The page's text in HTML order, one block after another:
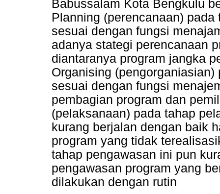
Babussalam Kota Bengkulu
Planning (perencanaan)
sesuai dengan fungsi
adanya stategi perencanaan
diantaranya program jangka
Organising
sesuai dengan fungsi
pembagian program dan
(pelaksanaan) pada tahap
kurang berjalan dengan baik
program yang tidak
tahap pengawasan ini pun
pengawasan program yang
dilakukan dengan rutin